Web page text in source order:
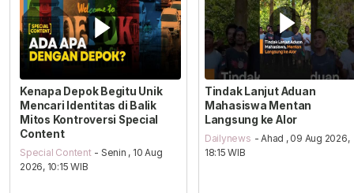
Kenapa Depok Begitu Unik
Mencari Identitas di Balik
Mitos Kontroversi Special
Content
Special Content - Senin , 10 Aug
2026, 10:15 WIB
Tindak Lanjut Aduan
Mahasiswa Mentan
Langsung ke Alor
Dailynews - Ahad , 09 Aug 2026,
18:15 WIB